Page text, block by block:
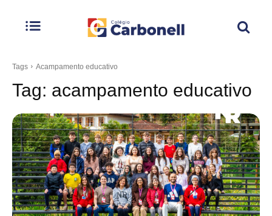
Tags Acampamento educativo
Tag: acampamento educativo